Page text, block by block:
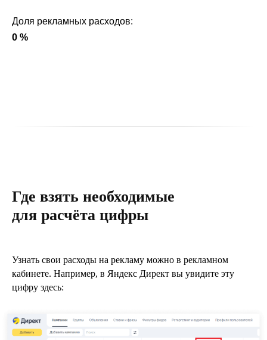
Доля рекламных расходов:
0 %
Где взять необходимые
для расчёта цифры
Узнать свои расходы на рекламу можно в рекламном
кабинете. Например, в Яндекс Директ вы увидите эту
цифру здесь: